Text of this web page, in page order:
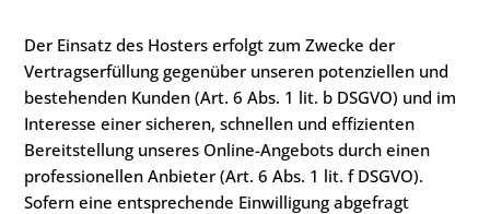
Der Einsatz des Hosters erfolgt zum Zwecke der
Vertragserfüllung gegenüber unseren potenziellen und
bestehenden Kunden (Art. 6 Abs. 1 lit. b DSGVO) und im
Interesse einer sicheren, schnellen und effizienten
Bereitstellung unseres Online-Angebots durch einen
professionellen Anbieter (Art. 6 Abs. 1 lit. f DSGVO).
Sofern eine entsprechende Einwilligung abgefragt